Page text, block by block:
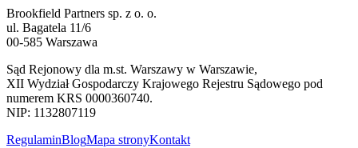
Brookfield Partners sp. z o. o.
ul. Bagatela 11/6
00-585 Warszawa
Sąd Rejonowy dla m.st. Warszawy w Warszawie,
XII Wydział Gospodarczy Krajowego Rejestru Sądowego pod
numerem KRS 0000360740.
NIP: 1132807119
RegulaminBlogMapa stronyKontakt